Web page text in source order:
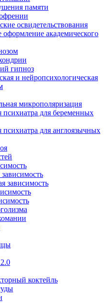
памяти
освидетельствования
академического
гипноз
и нейропсихологическая
микрополяризация
психиатра для беременных
психиатра для англоязычных
зависимость
коктейль